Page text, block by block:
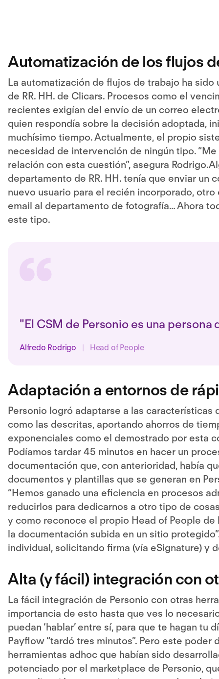
Automatización de los flujos
La automatización de flujos de trabajo ha
de RR. HH. de Clicars. Procesos como el
recientes exigían del envío de un correo
quien respondía sobre la decisión adoptada,
muchísimo tiempo. Actualmente, el propio
necesidad de intervención de ningún tipo.
relación con esta cuestión”, asegura
departamento de RR. HH. tenía que enviar
nuevo usuario para el recién incorporado,
email al departamento de fotografía… Ahora
este tipo.
"El CSM de Personio es una
Alfredo Rodrigo Head of People
Adaptación a entornos de
Personio logró adaptarse a las
como las descritas, aportando ahorros de
exponenciales como el demostrado por esta
Podíamos tardar 45 minutos en hacer un
documentación que, con anterioridad, había
documentos y plantillas que se generan en
“Hemos ganado una eficiencia en procesos
reducirlos para dedicarnos a otro tipo de
y como reconoce el propio Head of People
la documentación subida en un sitio
individual, solicitando firma (vía eSignature) y
Alta (y fácil) integración con
La fácil integración de Personio con otras
importancia de esto hasta que ves lo
puedan ‘hablar’ entre sí, para que te hagan tu
Payflow “tardó tres minutos”. Pero este
herramientas adhoc que habían sido
potenciado por el marketplace de Personio,